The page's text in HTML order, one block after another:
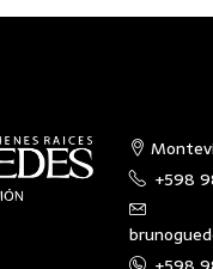
+598